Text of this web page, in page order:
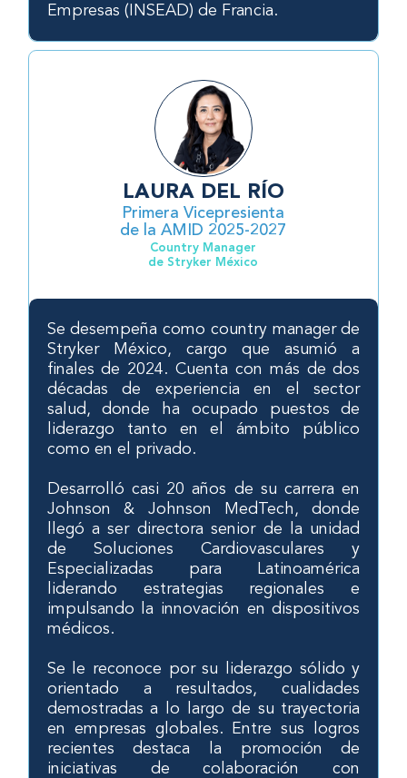
Empresas (INSEAD) de Francia.
Se desempeña como country manager de
Stryker México, cargo que asumió a
finales de 2024. Cuenta con más de dos
décadas de experiencia en el sector
salud, donde ha ocupado puestos de
liderazgo tanto en el ámbito público
como en el privado.
Desarrolló casi 20 años de su carrera en
Johnson & Johnson MedTech, donde
llegó a ser directora senior de la unidad
de Soluciones Cardiovasculares y
Especializadas para Latinoamérica
liderando estrategias regionales e
impulsando la innovación en dispositivos
médicos.
Se le reconoce por su liderazgo sólido y
orientado a resultados, cualidades
demostradas a lo largo de su trayectoria
en empresas globales. Entre sus logros
recientes destaca la promoción de
iniciativas de colaboración con
LAURA DEL RÍO
Primera Vicepresienta
de la AMID 2025-2027
Country Manager
de Stryker México